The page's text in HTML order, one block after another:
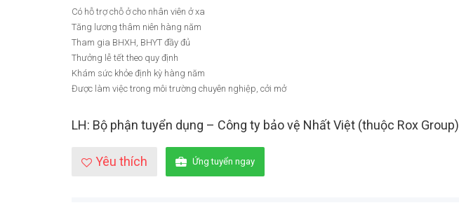
Có hỗ trợ chỗ ở cho nhân viên ở xa
Tăng lương thâm niên hàng năm
Tham gia BHXH, BHYT đầy đủ
Thưởng lễ tết theo quy định
Khám sức khỏe định kỳ hàng năm
Được làm việc trong môi trường chuyên nghiệp, cởi mở
LH: Bộ phận tuyển dụng – Công ty bảo vệ Nhất Việt (thuộc Rox Group)
Yêu thích Ứng tuyển ngay